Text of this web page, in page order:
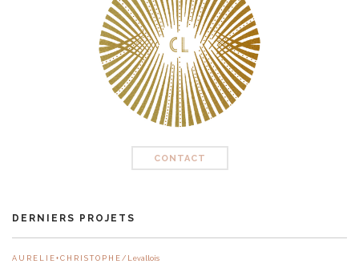
CONTACT
DERNIERS PROJETS
A U R E L I E + C H R I S T O P H E / Levallois